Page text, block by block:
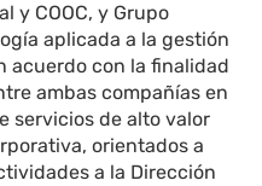
y COOC, y Grupo
aplicada a la gestión
acuerdo con la finalidad
ambas compañías en
servicios de alto valor
orientados a
a la Dirección